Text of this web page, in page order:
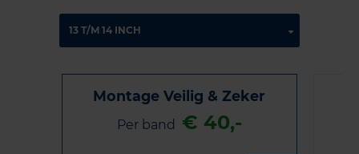
Montage Veilig & Zeker
Per band € 40,-